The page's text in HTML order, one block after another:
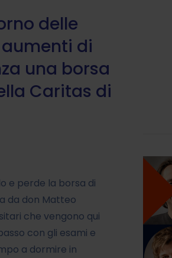
delle
di
una borsa
Caritas di
e perde la borsa di
da don Matteo
che vengono qui
con gli esami e
a dormire in